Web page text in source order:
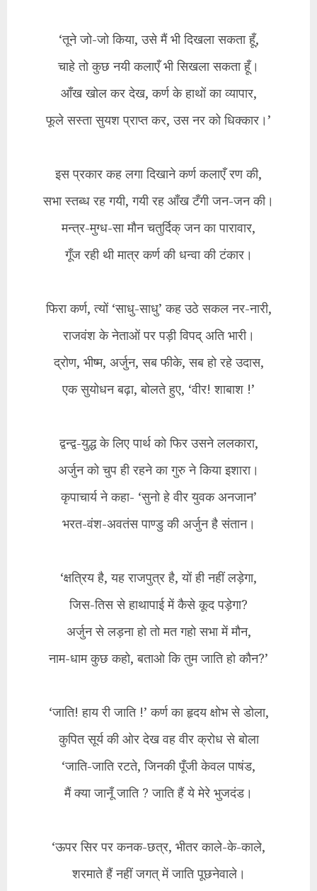
‘तूने जो-जो किया, उसे मैं भी दिखला सकता हूँ,
चाहे तो कुछ नयी कलाएँ भी सिखला सकता हूँ।
आँख खोल कर देख, कर्ण के हाथों का व्यापार,
फूले सस्ता सुयश प्राप्त कर, उस नर को धिक्कार।’
इस प्रकार कह लगा दिखाने कर्ण कलाएँ रण की,
सभा स्तब्ध रह गयी, गयी रह आँख टँगी जन-जन की।
मन्त्र-मुग्ध-सा मौन चतुर्दिक् जन का पारावार,
गूँज रही थी मात्र कर्ण की धन्वा की टंकार।
फिरा कर्ण, त्यों ‘साधु-साधु’ कह उठे सकल नर-नारी,
राजवंश के नेताओं पर पड़ी विपद् अति भारी।
द्रोण, भीष्म, अर्जुन, सब फीके, सब हो रहे उदास,
एक सुयोधन बढ़ा, बोलते हुए, ‘वीर! शाबाश !’
द्वन्द्व-युद्ध के लिए पार्थ को फिर उसने ललकारा,
अर्जुन को चुप ही रहने का गुरु ने किया इशारा।
कृपाचार्य ने कहा- ‘सुनो हे वीर युवक अनजान’
भरत-वंश-अवतंस पाण्डु की अर्जुन है संतान।
‘क्षत्रिय है, यह राजपुत्र है, यों ही नहीं लड़ेगा,
जिस-तिस से हाथापाई में कैसे कूद पड़ेगा?
अर्जुन से लड़ना हो तो मत गहो सभा में मौन,
नाम-धाम कुछ कहो, बताओ कि तुम जाति हो कौन?’
‘जाति! हाय री जाति !’ कर्ण का हृदय क्षोभ से डोला,
कुपित सूर्य की ओर देख वह वीर क्रोध से बोला
‘जाति-जाति रटते, जिनकी पूँजी केवल पाषंड,
मैं क्या जानूँ जाति ? जाति हैं ये मेरे भुजदंड।
‘ऊपर सिर पर कनक-छत्र, भीतर काले-के-काले,
शरमाते हैं नहीं जगत् में जाति पूछनेवाले।